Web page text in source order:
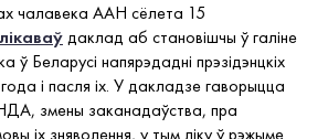
чалавека ААН сёлета 15
даклад аб становішчы ў галіне
ў Беларусі напярэдадні прэзідэнцкіх
і пасля іх. У дакладзе гаворыцца
змены заканадаўства, пра
іх зняволення, у тым ліку ў рэжыме